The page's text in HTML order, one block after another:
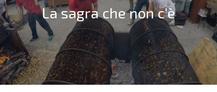
La sagra che non c'è